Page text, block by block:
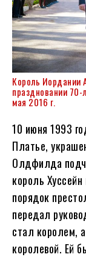
Король Иордании
праздновании
мая 2016 г.
10 июня 1993
Платье,
Олдфилда
король
порядок
передал
стал королем,
королевой. Ей